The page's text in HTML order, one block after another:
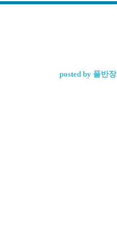
posted by 풀반장